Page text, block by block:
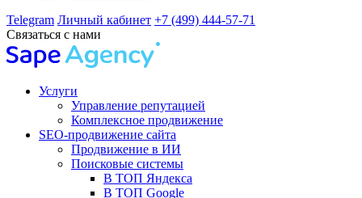
Telegram Личный кабинет +7 (499) 444-57-71
Связаться с нами
Услуги
Управление репутацией
Комплексное продвижение
SEO-продвижение сайта
Продвижение в ИИ
Поисковые системы
В ТОП Яндекса
В ТОП Google